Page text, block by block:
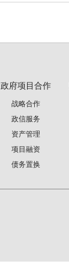
政府项目合作
战略合作
政信服务
资产管理
项目融资
债务置换